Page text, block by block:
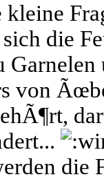
kleine
die
von
die